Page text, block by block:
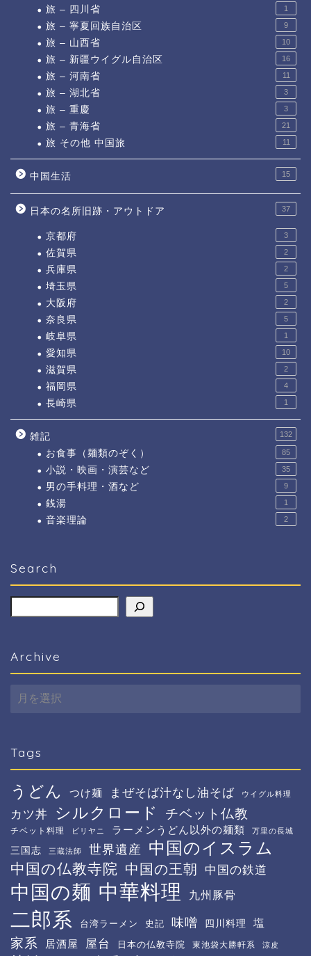
旅 – 四川省 1
旅 – 寧夏回族自治区 9
旅 – 山西省 10
旅 – 新疆ウイグル自治区 16
旅 – 河南省 11
旅 – 湖北省 3
旅 – 重慶 3
旅 – 青海省 21
旅 その他 中国旅 11
中国生活 15
日本の名所旧跡・アウトドア 37
京都府 3
佐賀県 2
兵庫県 2
埼玉県 5
大阪府 2
奈良県 5
岐阜県 1
愛知県 10
滋賀県 2
福岡県 4
長崎県 1
雑記 132
お食事（麺類のぞく） 85
小説・映画・演芸など 35
男の手料理・酒など 9
銭湯 1
音楽理論 2
Search
Archive
Tags
うどん つけ麺 まぜそば汁なし油そば ウイグル料理
カツ丼 シルクロード チベット仏教
チベット料理 ビリヤニ ラーメンうどん以外の麺類 万里の長城
三国志 三蔵法師 世界遺産 中国のイスラム
中国の仏教寺院 中国の王朝 中国の鉄道
中国の麺 中華料理 九州豚骨
二郎系 台湾ラーメン 史記 味噌 四川料理 塩
家系 居酒屋 屋台 日本の仏教寺院 東池袋大勝軒系 涼皮